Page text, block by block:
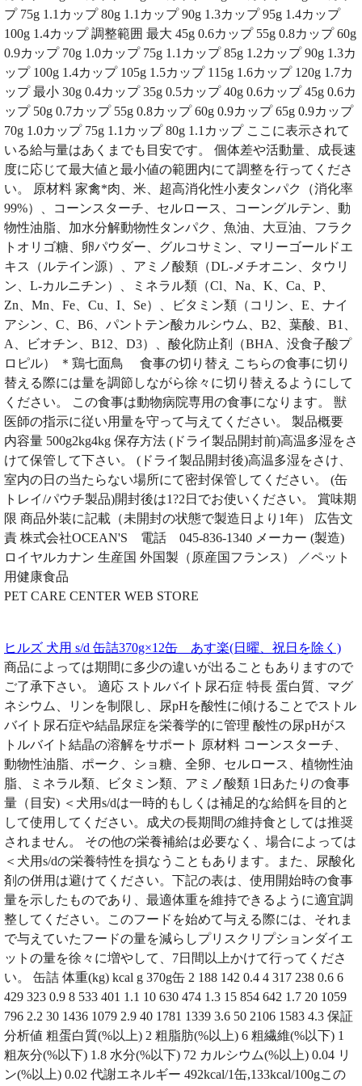
プ 75g 1.1カップ 80g 1.1カップ 90g 1.3カップ 95g 1.4カップ
100g 1.4カップ 調整範囲 最大 45g 0.6カップ 55g 0.8カップ 60g
0.9カップ 70g 1.0カップ 75g 1.1カップ 85g 1.2カップ 90g 1.3カ
ップ 100g 1.4カップ 105g 1.5カップ 115g 1.6カップ 120g 1.7カ
ップ 最小 30g 0.4カップ 35g 0.5カップ 40g 0.6カップ 45g 0.6カ
ップ 50g 0.7カップ 55g 0.8カップ 60g 0.9カップ 65g 0.9カップ
70g 1.0カップ 75g 1.1カップ 80g 1.1カップ ここに表示されて
いる給与量はあくまでも目安です。 個体差や活動量、成長速
度に応じて最大値と最小値の範囲内にて調整を行ってくださ
い。 原材料 家禽*肉、米、超高消化性小麦タンパク（消化率
99%）、コーンスターチ、セルロース、コーングルテン、動
物性油脂、加水分解動物性タンパク、魚油、大豆油、フラク
トオリゴ糖、卵パウダー、グルコサミン、マリーゴールドエ
キス（ルテイン源）、アミノ酸類（DL-メチオニン、タウリ
ン、L-カルニチン）、ミネラル類（Cl、Na、K、Ca、P、
Zn、Mn、Fe、Cu、I、Se）、ビタミン類（コリン、E、ナイ
アシン、C、B6、パントテン酸カルシウム、B2、葉酸、B1、
A、ビオチン、B12、D3）、酸化防止剤（BHA、没食子酸プ
ロピル） ＊鶏七面鳥 食事の切り替え こちらの食事に切り
替える際には量を調節しながら徐々に切り替えるようにして
ください。 この食事は動物病院専用の食事になります。 獣
医師の指示に従い用量を守って与えてください。 製品概要
内容量 500g2kg4kg 保存方法 (ドライ製品開封前)高温多湿をさ
けて保管して下さい。 (ドライ製品開封後)高温多湿をさけ、
室内の日の当たらない場所にて密封保管してください。 (缶
トレイ/パウチ製品)開封後は1?2日でお使いください。 賞味期
限 商品外装に記載（未開封の状態で製造日より1年） 広告文
責 株式会社OCEAN'S 電話 045-836-1340 メーカー (製造)
ロイヤルカナン 生産国 外国製（原産国フランス） ／ペット
用健康食品
PET CARE CENTER WEB STORE
ヒルズ 犬用 s/d 缶詰370g×12缶 あす楽(日曜、祝日を除く)
商品によっては期間に多少の違いが出ることもありますので
ご了承下さい。 適応 ストルバイト尿石症 特長 蛋白質、マグ
ネシウム、リンを制限し、尿pHを酸性に傾けることでストル
バイト尿石症や結晶尿症を栄養学的に管理 酸性の尿pHがス
トルバイト結晶の溶解をサポート 原材料 コーンスターチ、
動物性油脂、ポーク、ショ糖、全卵、セルロース、植物性油
脂、ミネラル類、ビタミン類、アミノ酸類 1日あたりの食事
量（目安) ＜犬用s/dは一時的もしくは補足的な給餌を目的と
して使用してください。成犬の長期間の維持食としては推奨
されません。 その他の栄養補給は必要なく、場合によっては
＜犬用s/dの栄養特性を損なうこともあります。また、尿酸化
剤の併用は避けてください。下記の表は、使用開始時の食事
量を示したものであり、最適体重を維持できるように適宜調
整してください。このフードを始めて与える際には、それま
で与えていたフードの量を減らしプリスクリプションダイエ
ットの量を徐々に増やして、7日間以上かけて行ってくださ
い。 缶詰 体重(kg) kcal g 370g缶 2 188 142 0.4 4 317 238 0.6 6
429 323 0.9 8 533 401 1.1 10 630 474 1.3 15 854 642 1.7 20 1059
796 2.2 30 1436 1079 2.9 40 1781 1339 3.6 50 2106 1583 4.3 保証
分析値 粗蛋白質(%以上) 2 粗脂肪(%以上) 6 粗繊維(%以下) 1
粗灰分(%以下) 1.8 水分(%以下) 72 カルシウム(%以上) 0.04 リ
ン(%以上) 0.02 代謝エネルギー 492kcal/1缶,133kcal/100gこの